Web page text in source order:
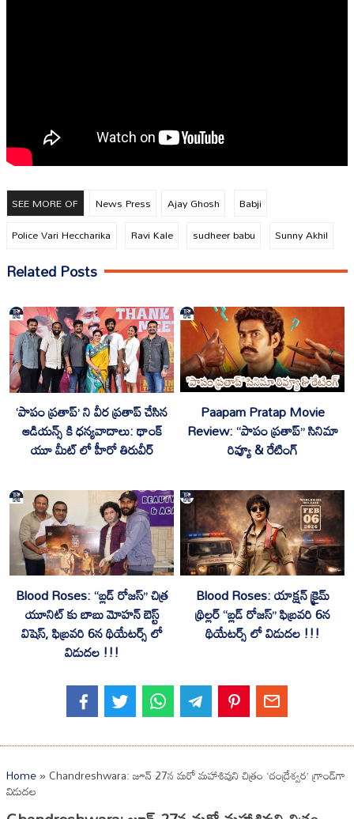
SEE MORE OF News Press Ajay Ghosh
Babji
Police Vari Heccharika
Ravi Kale sudheer babu Sunny Akhil
Related Posts
‘పాపం ప్రతాప్’ ని వీర ప్రతాప్ చేసిన
ఆడియన్స్ కి ధన్యవాదాలు: థాంక్
యూ మీట్ లో హీరో తిరువీర్
Paapam Pratap Movie
Review: “పాపం ప్రతాప్” సినిమా
రివ్యూ & రేటింగ్
Blood Roses: “బ్లడ్ రోజస్” చిత్ర
యూనిట్ కు బాబు మోహన్ బెస్ట్
విషెస్, ఫిబ్రవరి 6న థియేటర్స్ లో
విడుదల !!!
Blood Roses: యాక్షన్ క్రైమ్
థ్రిల్లర్ “బ్లడ్ రోజస్” ఫిబ్రవరి 6న
థియేటర్స్ లో విడుదల !!!